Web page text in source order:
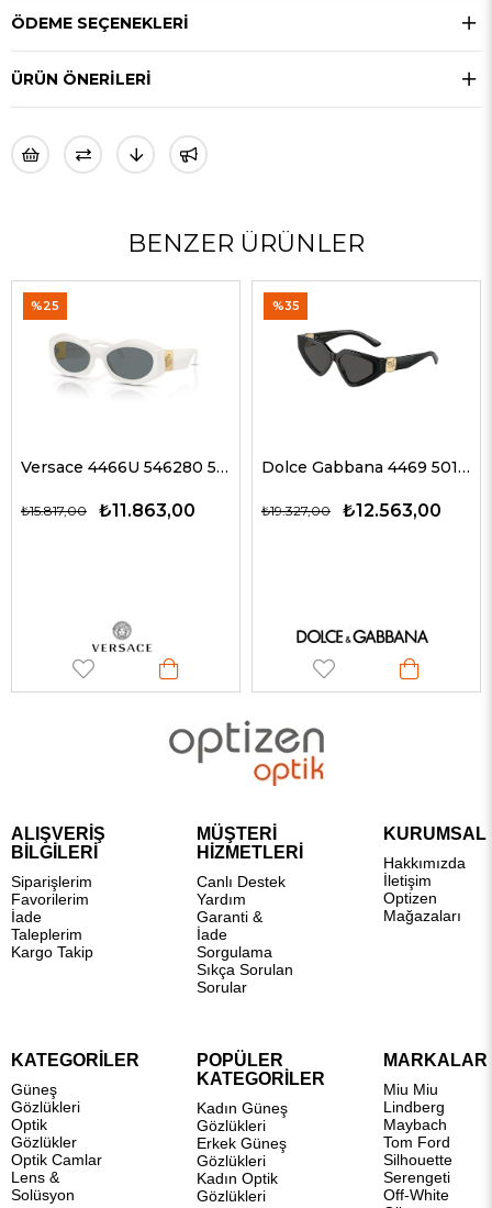
ÖDEME SEÇENEKLERI
ÜRÜN ÖNERILERI
BENZER ÜRÜNLER
Versace 4466U 546280 54 G Kadın Güneş Gözlükleri
₺11.863,00
₺15.817,00
%25
Dolce Gabbana 4469 501/87 59 G Kadın Güneş Gözlükleri
₺12.563,00
₺19.327,00
%35
ALIŞVERİŞ
BİLGİLERİ
Siparişlerim
Favorilerim
İade
Taleplerim
Kargo Takip
MÜŞTERİ
HİZMETLERİ
Canlı Destek
Yardım
Garanti &
İade
Sorgulama
Sıkça Sorulan
Sorular
KURUMSAL
Hakkımızda
İletişim
Optizen
Mağazaları
KATEGORİLER
Güneş
Gözlükleri
Optik
Gözlükler
Optik Camlar
Lens &
Solüsyon
POPÜLER
KATEGORİLER
Kadın Güneş
Gözlükleri
Erkek Güneş
Gözlükleri
Kadın Optik
Gözlükleri
MARKALAR
Miu Miu
Lindberg
Maybach
Tom Ford
Silhouette
Serengeti
Off-White